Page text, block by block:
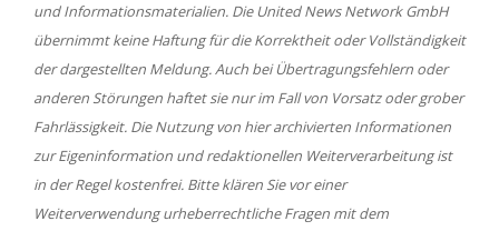
und Informationsmaterialien. Die United News Network GmbH
übernimmt keine Haftung für die Korrektheit oder Vollständigkeit
der dargestellten Meldung. Auch bei Übertragungsfehlern oder
anderen Störungen haftet sie nur im Fall von Vorsatz oder grober
Fahrlässigkeit. Die Nutzung von hier archivierten Informationen
zur Eigeninformation und redaktionellen Weiterverarbeitung ist
in der Regel kostenfrei. Bitte klären Sie vor einer
Weiterverwendung urheberrechtliche Fragen mit dem